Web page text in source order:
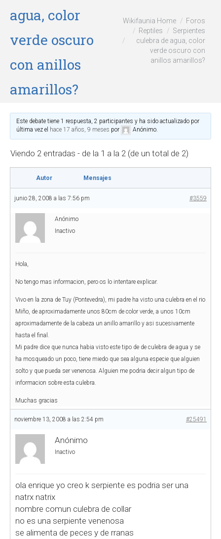
agua, color
verde oscuro
con anillos
amarillos?
Wikifaunia Home
Foros
Reptiles
Serpientes
culebra de agua, color
verde oscuro con
anillos amarillos?
Este debate tiene 1 respuesta, 2 participantes y ha sido actualizado por
última vez el hace 17 años, 9 meses por Anónimo.
Viendo 2 entradas - de la 1 a la 2 (de un total de 2)
Autor Mensajes
junio 28, 2008 a las 7:56 pm #3559
Anónimo
Inactivo
Hola,
No tengo mas informacion, pero os lo intentare explicar.
Vivo en la zona de Tuy (Pontevedra), mi padre ha visto una culebra en el rio
Miño, de aproximadamente unos 80cm de color verde, a unos 10cm
aproximadamente de la cabeza un anillo amarillo y asi sucesivamente
hasta el final.
Mi padre dice que nunca habia visto este tipo de de culebra de agua y se
ha mosqueado un poco, tiene miedo que sea alguna especie que alguien
solto y que pueda ser venenosa. Alguien me podria decir algun tipo de
informacion sobre esta culebra.
Muchas gracias
noviembre 13, 2008 a las 2:54 pm #25491
Anónimo
Inactivo
ola enrique yo creo k serpiente es podria ser una
natrx natrix
nombre comun culebra de collar
no es una serpiente venenosa
se alimenta de peces y de rranas